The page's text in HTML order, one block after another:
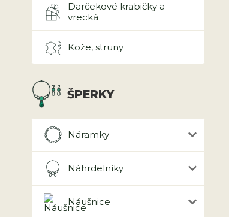
Darčekové krabičky a
vrecká
Kože, struny
ŠPERKY
Náramky
Náhrdelníky
Náušnice